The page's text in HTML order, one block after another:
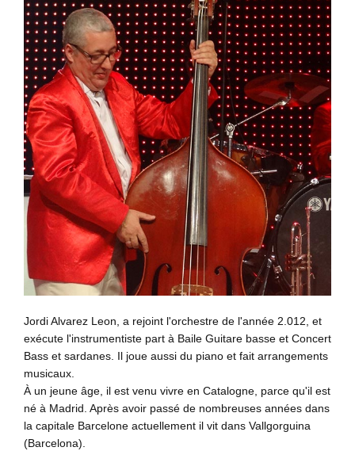
Jordi Alvarez Leon, a rejoint l'orchestre de l'année 2.012, et
exécute l'instrumentiste part à Baile Guitare basse et Concert
Bass et sardanes. Il joue aussi du piano et fait arrangements
musicaux.
À un jeune âge, il est venu vivre en Catalogne, parce qu'il est
né à Madrid. Après avoir passé de nombreuses années dans
la capitale Barcelone actuellement il vit dans Vallgorguina
(Barcelona).